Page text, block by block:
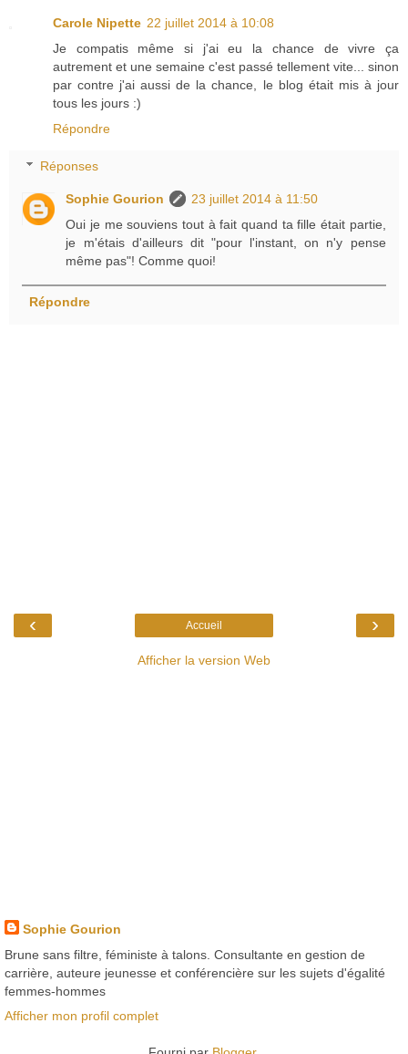
Carole Nipette 22 juillet 2014 à 10:08
Je compatis même si j'ai eu la chance de vivre ça
autrement et une semaine c'est passé tellement vite... sinon
par contre j'ai aussi de la chance, le blog était mis à jour
tous les jours :)
Répondre
Réponses
Sophie Gourion
23 juillet 2014 à 11:50
Oui je me souviens tout à fait quand ta fille était partie,
je m'étais d'ailleurs dit "pour l'instant, on n'y pense
même pas"! Comme quoi!
Répondre
‹ ›
Accueil
Afficher la version Web
Sophie Gourion
Brune sans filtre, féministe à talons. Consultante en gestion de
carrière, auteure jeunesse et conférencière sur les sujets d'égalité
femmes-hommes
Afficher mon profil complet